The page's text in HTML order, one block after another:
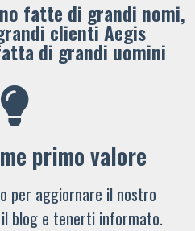
fatte di grandi nomi,
clienti ​Aegis
di grandi uomini
primo valore
per aggiornare il nostro
blog e tenerti informato.